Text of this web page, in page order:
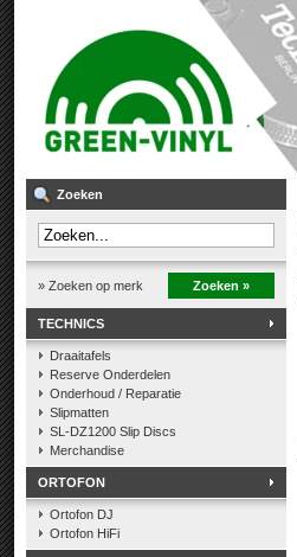
Zoeken
» Zoeken op merk Zoeken »
TECHNICS
Draaitafels
Reserve Onderdelen
Onderhoud / Reparatie
Slipmatten
SL-DZ1200 Slip Discs
Merchandise
ORTOFON
Ortofon DJ
Ortofon HiFi